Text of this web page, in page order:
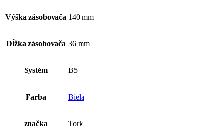
Výška zásobovača 140 mm
Dĺžka zásobovača 36 mm
Systém B5
Farba Biela
značka Tork